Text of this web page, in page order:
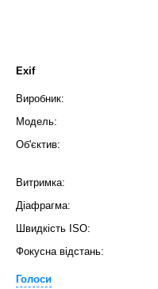
Exif
Виробник:
Модель:
Об'єктив:
Витримка:
Діафрагма:
Швидкість ISO:
Фокусна відстань:
Голоси